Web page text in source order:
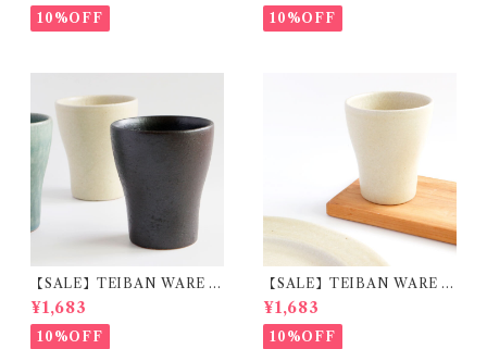
10%OFF 10%OFF
【SALE】TEIBAN WARE フ
リーカップM とび茶 陶器 明
山窯
¥1,683
10%OFF
【SALE】TEIBAN WARE フ
リーカップM 生成り 陶器 明
山窯
¥1,683
10%OFF